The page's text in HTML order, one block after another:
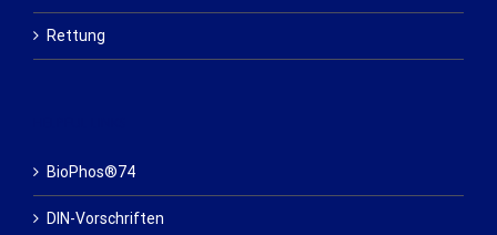
Rettung
BioPhos®74
DIN-Vorschriften